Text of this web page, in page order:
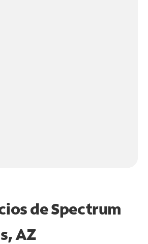
de Spectrum
AZ